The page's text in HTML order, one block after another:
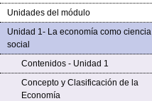
Unidades del módulo
Unidad 1- La economía como ciencia
social
Contenidos - Unidad 1
Concepto y Clasificación de la
Economía